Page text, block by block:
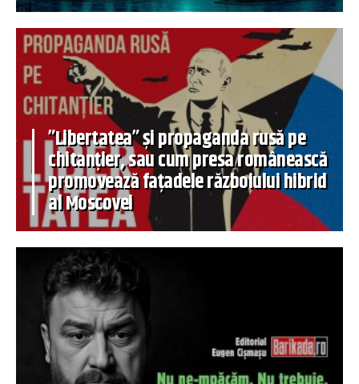
”Libertatea” și propaganda rusă pe
chitanțier, sau cum presa românească
promovează fațadele războiului hibrid
al Moscovei